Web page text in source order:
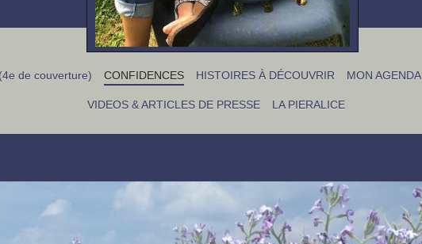
de couverture) CONFIDENCES HISTOIRES À DÉCOUVRIR MON AGENDA
VIDEOS & ARTICLES DE PRESSE LA PIERALICE